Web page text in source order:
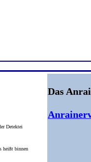
Detektei
heißt binnen
Das